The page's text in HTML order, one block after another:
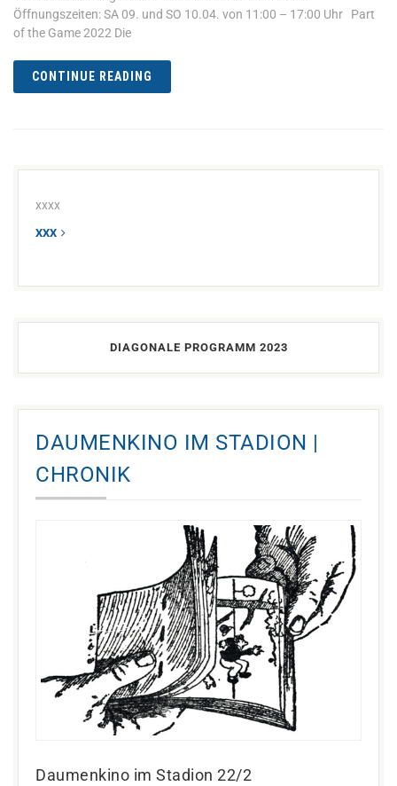
Öffnungszeiten: SA 09. und SO 10.04. von 11:00 – 17:00 Uhr Part
of the Game 2022 Die
CONTINUE READING
xxxx
XXX
DIAGONALE PROGRAMM 2023
DAUMENKINO IM STADION |
CHRONIK
Daumenkino im Stadion 22/2